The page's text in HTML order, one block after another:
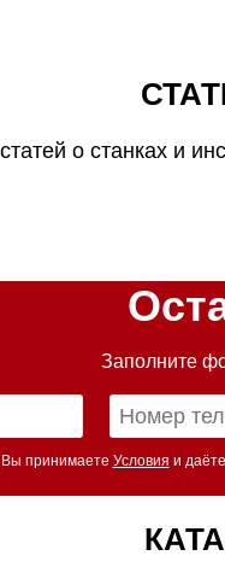
о станках и
Заполните
Вы принимаете Условия и